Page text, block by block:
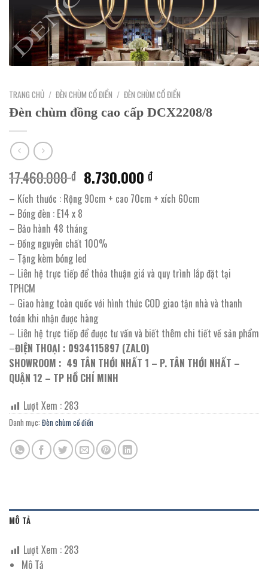
TRANG CHỦ / ĐÈN CHÙM CỔ ĐIỂN / ĐÈN CHÙM CỔ ĐIỂN
Đèn chùm đồng cao cấp DCX2208/8
17.460.000₫ Giá
gốc
là:
8.730.000₫Giá
hiện
tại
– Kích thước : Rộng 90cm + cao 70cm + xích 60cm
– Bóng đèn : E14 x 8
– Bảo hành 48 tháng
– Đồng nguyên chất 100%
– Tặng kèm bóng led
– Liên hệ trực tiếp để thỏa thuận giá và quy trình lắp đặt tại
TPHCM
– Giao hàng toàn quốc với hình thức COD giao tận nhà và thanh
toán khi nhận được hàng
– Liên hệ trực tiếp để được tư vấn và biết thêm chi tiết về sản phẩm
–ĐIỆN THOẠI : 0934115897 (ZALO)
SHOWROOM : 49 TÂN THỚI NHẤT 1 – P. TÂN THỚI NHẤT –
QUẬN 12 – TP HỒ CHÍ MINH
Lượt Xem : 283
Danh mục: Đèn chùm cổ điển
MÔ TẢ
Lượt Xem : 283
Mô Tả